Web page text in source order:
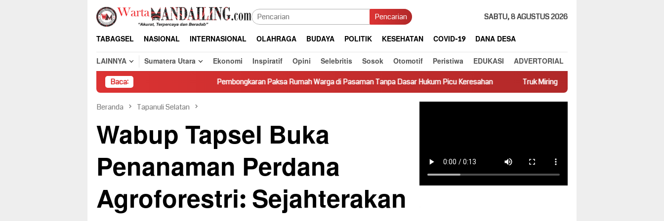
Loncat
konten
Pencarian SABTU, 8 AGUSTUS 2026
TABAGSEL NASIONAL INTERNASIONAL OLAHRAGA BUDAYA POLITIK KESEHATAN COVID-19
DANA DESA
LAINNYA
Sumatera Utara Ekonomi Inspiratif Opini Selebritis Sosok Otomotif Peristiwa EDUKASI ADVERTORIAL
Baca: Pembongkaran Paksa Rumah Warga di Pasaman Tanpa Dasar Hukum Picu Keresahan Truk Miring Hambat Arus Lalu Lintas di Jalan Panti–Simpang Empat
Beranda Tapanuli Selatan
Wabup Tapsel Buka
Penanaman Perdana
Agroforestri: Sejahterakan